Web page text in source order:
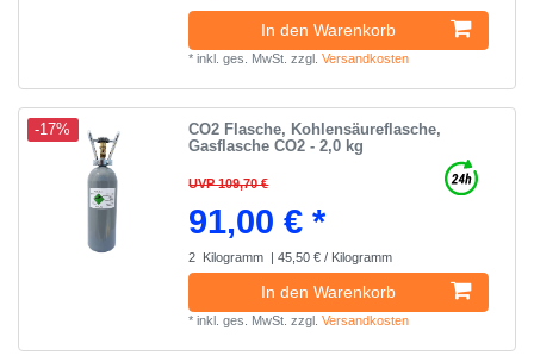
In den Warenkorb
*inkl. ges. MwSt. zzgl.Versandkosten
-17%
CO2 Flasche, Kohlensäureflasche,
Gasflasche CO2 - 2,0 kg
UVP 109,70 €
91,00 € *
2 Kilogramm | 45,50 € / Kilogramm
In den Warenkorb
*inkl. ges. MwSt. zzgl.Versandkosten